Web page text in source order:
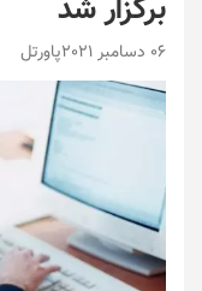
برگزار شد
06 دسامبر 2021 پاورتل